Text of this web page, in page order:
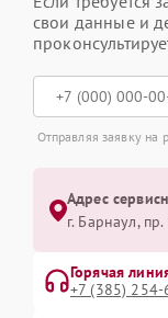
свои данные и
Отправляя заявку на
Адрес
г. Барнаул,
Горячая
+7 (385)